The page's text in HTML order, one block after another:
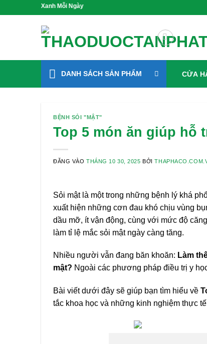
Xanh Mỗi Ngày
DANH SÁCH SẢN PHẨM CỬA
BỆNH SỎI "MẬT"
Top 5 món ăn giúp hỗ
ĐĂNG VÀOTHÁNG 10 30, 2025 BỞI
Sỏi mật là một trong những bệnh lý khá
xuất hiện những cơn đau khó chịu vùng
dầu mỡ, ít vận động, cùng với mức độ
làm tỉ lệ mắc sỏi mật ngày càng tăng.
Nhiều người vẫn đang băn khoăn: Làm
mật? Ngoài các phương pháp điều trị y
Bài viết dưới đây sẽ giúp bạn tìm hiểu về
tắc khoa học và những kinh nghiệm thực